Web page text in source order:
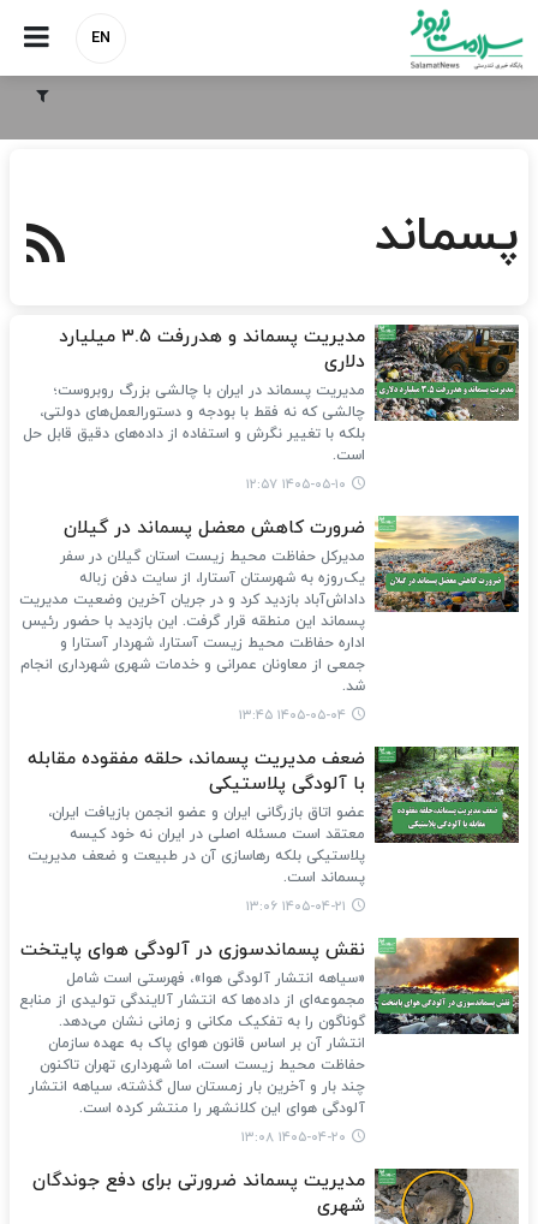
EN
پسماند
مدیریت پسماند و هدررفت ۳.۵ میلیارد
دلاری
مدیریت پسماند در ایران با چالشی بزرگ روبروست؛
چالشی که نه فقط با بودجه و دستورالعمل‌های دولتی،
بلکه با تغییر نگرش و استفاده از داده‌های دقیق قابل حل
است.
۱۴۰۵-۰۵-۱۰ ۱۲:۵۷
ضرورت کاهش معضل پسماند در گیلان
مدیرکل حفاظت محیط زیست استان گیلان در سفر
یک‌روزه به شهرستان آستارا، از سایت دفن زباله
داداش‌آباد بازدید کرد و در جریان آخرین وضعیت مدیریت
پسماند این منطقه قرار گرفت. این بازدید با حضور رئیس
اداره حفاظت محیط زیست آستارا، شهردار آستارا و
جمعی از معاونان عمرانی و خدمات شهری شهرداری انجام
شد.
۱۴۰۵-۰۵-۰۴ ۱۳:۴۵
ضعف مدیریت پسماند، حلقه مفقوده مقابله
با آلودگی پلاستیکی
عضو اتاق بازرگانی ایران و عضو انجمن بازیافت ایران،
معتقد است مسئله اصلی در ایران نه خود کیسه
پلاستیکی بلکه رهاسازی آن در طبیعت و ضعف مدیریت
پسماند است.
۱۴۰۵-۰۴-۲۱ ۱۳:۰۶
نقش پسماندسوزی در آلودگی هوای پایتخت
«سیاهه انتشار آلودگی هوا»، فهرستی است شامل
مجموعه‌ای از داده‌ها که انتشار آلایندگی تولیدی از منابع
گوناگون را به تفکیک مکانی و زمانی نشان می‌دهد.
انتشار آن بر اساس قانون هوای پاک به عهده سازمان
حفاظت محیط زیست است، اما شهرداری تهران تاکنون
چند بار و آخرین بار زمستان سال گذشته، سیاهه انتشار
آلودگی هوای این کلانشهر را منتشر کرده است.
۱۴۰۵-۰۴-۲۰ ۱۳:۰۸
مدیریت پسماند ضرورتی برای دفع جوندگان
شهری